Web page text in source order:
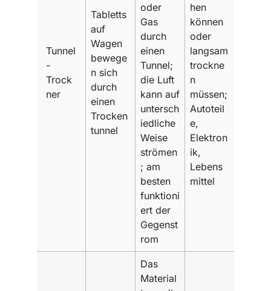
Tunnel
-
Trock
ner
Tabletts
auf
Wagen
bewege
n sich
durch
einen
Trocken
tunnel
oder
Gas
durch
einen
Tunnel;
die Luft
kann auf
untersch
iedliche
Weise
strömen
; am
besten
funktioni
ert der
Gegenst
rom
hen
können
oder
langsam
trockne
n
müssen;
Autoteil
e,
Elektron
ik,
Lebens
mittel
Das
Material